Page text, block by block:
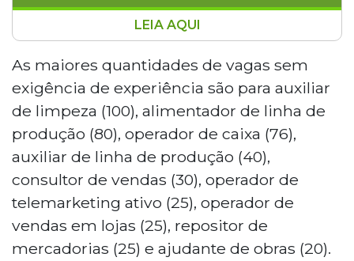
A Funsat oferece 601 vagas para
candidatos sem experiência em Campo
Grande nesta sexta-feira (12), distribuídas
em 56 funções, dentro de um total de
1.009 postos disponíveis. Os destaques
são para auxiliar de limpeza (100),
alimentador de linha de produção (80) e
operador de caixa (76). Há ainda 56 vagas
para pessoas com deficiência. Os
interessados devem comparecer à sede
da Funsat, na Rua 14 de Julho, 992, das
7h às 13h.
LEIA AQUI
As maiores quantidades de vagas sem
exigência de experiência são para auxiliar
de limpeza (100), alimentador de linha de
produção (80), operador de caixa (76),
auxiliar de linha de produção (40),
consultor de vendas (30), operador de
telemarketing ativo (25), operador de
vendas em lojas (25), repositor de
mercadorias (25) e ajudante de obras (20).